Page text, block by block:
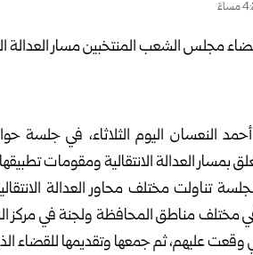
النعسان اليوم الثلاثاء، في جلسة
العدالة الانتقالية ومقومات
تناولت مختلف محاور العدالة
مختلف مناطق المحافظة ولجنة في مركز
وقعت عليهم، ثم جمعها وتقديمها للقضاء